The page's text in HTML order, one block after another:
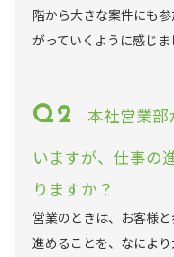
階から大きな案件にも
がっていくように感じま
本社営業部
いますが、仕事の
りますか？
営業のときは、お客様
進めることを、なにより